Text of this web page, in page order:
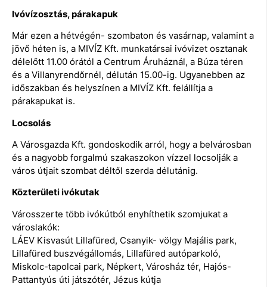
Ivóvízosztás, párakapuk
Már ezen a hétvégén- szombaton és vasárnap, valamint a
jövő héten is, a MIVÍZ Kft. munkatársai ivóvizet osztanak
délelőtt 11.00 órától a Centrum Áruháznál, a Búza téren
és a Villanyrendőrnél, délután 15.00-ig. Ugyanebben az
időszakban és helyszínen a MIVÍZ Kft. felállítja a
párakapukat is.
Locsolás
A Városgazda Kft. gondoskodik arról, hogy a belvárosban
és a nagyobb forgalmú szakaszokon vízzel locsolják a
város útjait szombat déltől szerda délutánig.
Közterületi ivókutak
Városszerte több ivókútból enyhíthetik szomjukat a
városlakók:
LÁEV Kisvasút Lillafüred, Csanyik- völgy Majális park,
Lillafüred buszvégállomás, Lillafüred autóparkoló,
Miskolc-tapolcai park, Népkert, Városház tér, Hajós-
Pattantyús úti játszótér, Jézus kútja